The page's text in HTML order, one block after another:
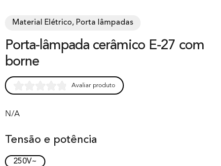
Material Elétrico, Porta lâmpadas
Porta-lâmpada cerâmico E-27 com
borne
out of 0
customer
rating
Avaliar produto
N/A
Tensão e potência
250V~